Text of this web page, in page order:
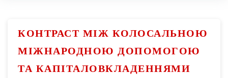
КОНТРАСТ МІЖ КОЛОСАЛЬНОЮ
МІЖНАРОДНОЮ ДОПОМОГОЮ
ТА КАПІТАЛОВКЛАДЕННЯМИ